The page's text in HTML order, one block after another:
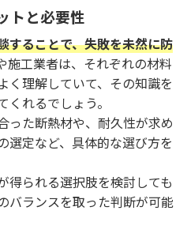
トと必要性
することで、失敗を未然に防
施工業者は、それぞれの材料
く理解していて、その知識を
れるでしょう。
った断熱材や、耐久性が求め
選定など、具体的な選び方を
得られる選択肢を検討しても
バランスを取った判断が可能